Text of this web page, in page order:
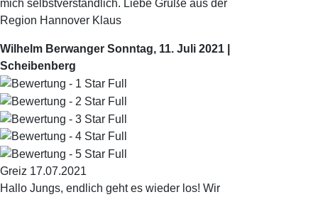
mich selbstverständlich. Liebe Grüße aus der
Region Hannover Klaus
Wilhelm Berwanger Sonntag, 11. Juli 2021 |
Scheibenberg
Greiz 17.07.2021
Hallo Jungs, endlich geht es wieder los! Wir